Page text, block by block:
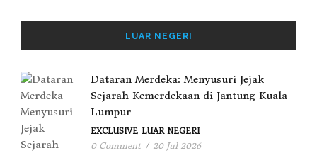
LUAR NEGERI
Dataran Merdeka: Menyusuri Jejak
Sejarah Kemerdekaan di Jantung Kuala
Lumpur
EXCLUSIVE LUAR NEGERI
0 Comment / 20 Jul 2026